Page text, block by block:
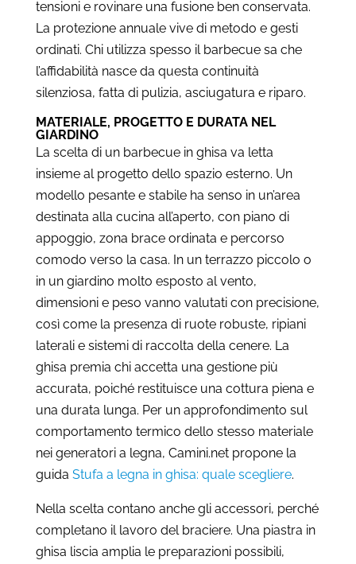
tensioni e rovinare una fusione ben conservata.
La protezione annuale vive di metodo e gesti
ordinati. Chi utilizza spesso il barbecue sa che
l’affidabilità nasce da questa continuità
silenziosa, fatta di pulizia, asciugatura e riparo.
MATERIALE, PROGETTO E DURATA NEL
GIARDINO
La scelta di un barbecue in ghisa va letta
insieme al progetto dello spazio esterno. Un
modello pesante e stabile ha senso in un’area
destinata alla cucina all’aperto, con piano di
appoggio, zona brace ordinata e percorso
comodo verso la casa. In un terrazzo piccolo o
in un giardino molto esposto al vento,
dimensioni e peso vanno valutati con precisione,
così come la presenza di ruote robuste, ripiani
laterali e sistemi di raccolta della cenere. La
ghisa premia chi accetta una gestione più
accurata, poiché restituisce una cottura piena e
una durata lunga. Per un approfondimento sul
comportamento termico dello stesso materiale
nei generatori a legna, Camini.net propone la
guida Stufa a legna in ghisa: quale scegliere.
Nella scelta contano anche gli accessori, perché
completano il lavoro del braciere. Una piastra in
ghisa liscia amplia le preparazioni possibili,